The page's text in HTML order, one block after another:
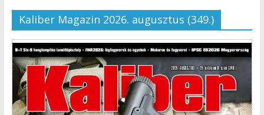
Kaliber Magazin 2026. augusztus (349.)